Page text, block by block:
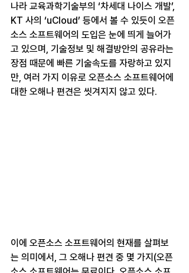
나라 교육과학기술부의 ‘차세대 나이스 개발’,
KT 사의 ‘uCloud’ 등에서 볼 수 있듯이 오픈
소스 소프트웨어의 도입은 눈에 띄게 늘어가
고 있으며, 기술정보 및 해결방안의 공유라는
장점 때문에 빠른 기술속도를 자랑하고 있지
만, 여러 가지 이유로 오픈소스 소프트웨어에
대한 오해나 편견은 씻겨지지 않고 있다.
이에 오픈소스 소프트웨어의 현재를 살펴보
는 의미에서, 그 오해나 편견 중 몇 가지(오픈